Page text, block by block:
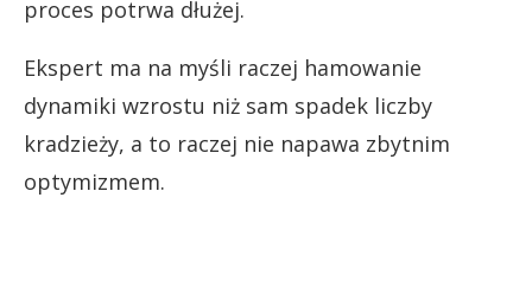
proces potrwa dłużej.
Ekspert ma na myśli raczej hamowanie
dynamiki wzrostu niż sam spadek liczby
kradzieży, a to raczej nie napawa zbytnim
optymizmem.